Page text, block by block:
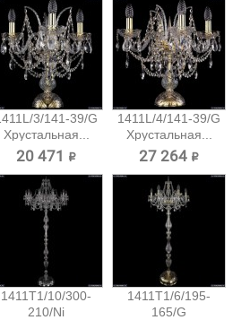
3/141-39/G
Хрустальная...
20 471 ₽
1411L/4/141-39/G
Хрустальная...
27 264 ₽
1411T1/10/300-
210/Ni
1411T1/6/195-
165/G